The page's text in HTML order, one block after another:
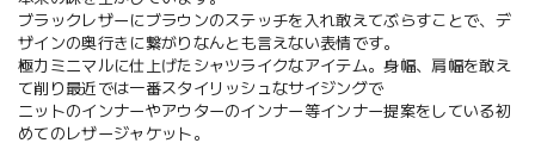
ブラックレザーにブラウンのステッチを入れ敢えてぶらすことで、デ
ザインの奥行きに繋がりなんとも言えない表情です。
極力ミニマルに仕上げたシャツライクなアイテム。身幅、肩幅を敢え
て削り最近では一番スタイリッシュなサイジングで
ニットのインナーやアウターのインナー等インナー提案をしている初
めてのレザージャケット。